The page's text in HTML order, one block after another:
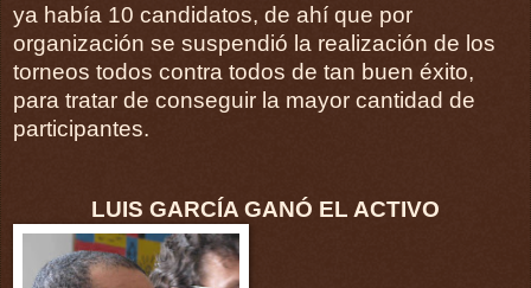
ya había 10 candidatos, de ahí que por
organización se suspendió la realización de los
torneos todos contra todos de tan buen éxito,
para tratar de conseguir la mayor cantidad de
participantes.
LUIS GARCÍA GANÓ EL ACTIVO